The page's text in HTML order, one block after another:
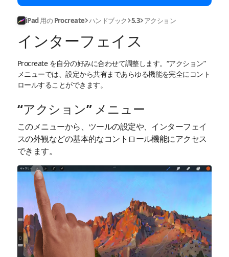
iPad 用の Procreate ハンドブック 5.3 アクション
インターフェイス
Procreate を自分の好みに合わせて調整します。“アクション”
メニューでは、設定から共有まであらゆる機能を完全にコント
ロールすることができます。
“アクション” メニュー
このメニューから、ツールの設定や、インターフェイ
スの外観などの基本的なコントロール機能にアクセス
できます。